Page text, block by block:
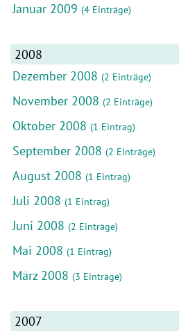
Januar 2009 (4 Einträge)
2008
Dezember 2008 (2 Einträge)
November 2008 (2 Einträge)
Oktober 2008 (1 Eintrag)
September 2008 (2 Einträge)
August 2008 (1 Eintrag)
Juli 2008 (1 Eintrag)
Juni 2008 (2 Einträge)
Mai 2008 (1 Eintrag)
März 2008 (3 Einträge)
2007